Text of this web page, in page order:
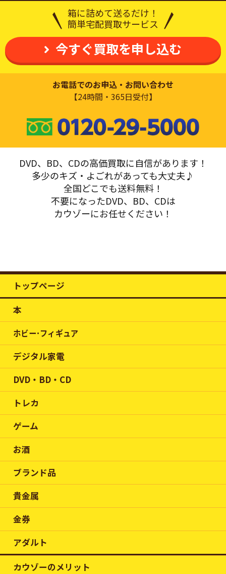
箱に詰めて送るだけ！
簡単宅配買取サービス
今すぐ買取を申し込む
お電話でのお申込・お問い合わせ
【24時間・365日受付】
DVD、BD、CDの高価買取に自信があります！
多少のキズ・よごれがあっても大丈夫♪
全国どこでも送料無料！
不要になったDVD、BD、CDは
カウゾーにお任せください！
トップページ
本
ホビー･フィギュア
デジタル家電
DVD・BD・CD
トレカ
ゲーム
お酒
ブランド品
貴金属
金券
アダルト
カウゾーのメリット